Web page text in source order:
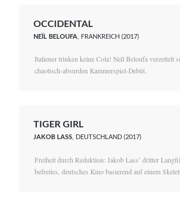
OCCIDENTAL
NEÏL BELOUFA , FRANKREICH (2017)
Italiener trinken keine Cola! Neïl Beloufa verzettelt
chaotisch-absurden Kammerspiel-Debüt.
TIGER GIRL
JAKOB LASS, DEUTSCHLAND (2017)
Freiheit durch Reduktion: Jakob Lass’ dritter
befreites, deutsches Kino basierend auf einem